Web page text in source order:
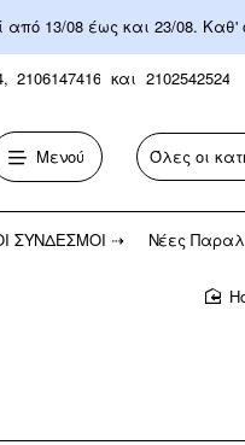
13/08 έως και 23/08.
2106147416 και 2102542524
Μενού Όλες οι
Αναζήτηση...
ΣΎΝΔΕΣΜΟΙ ⇢ Νέες